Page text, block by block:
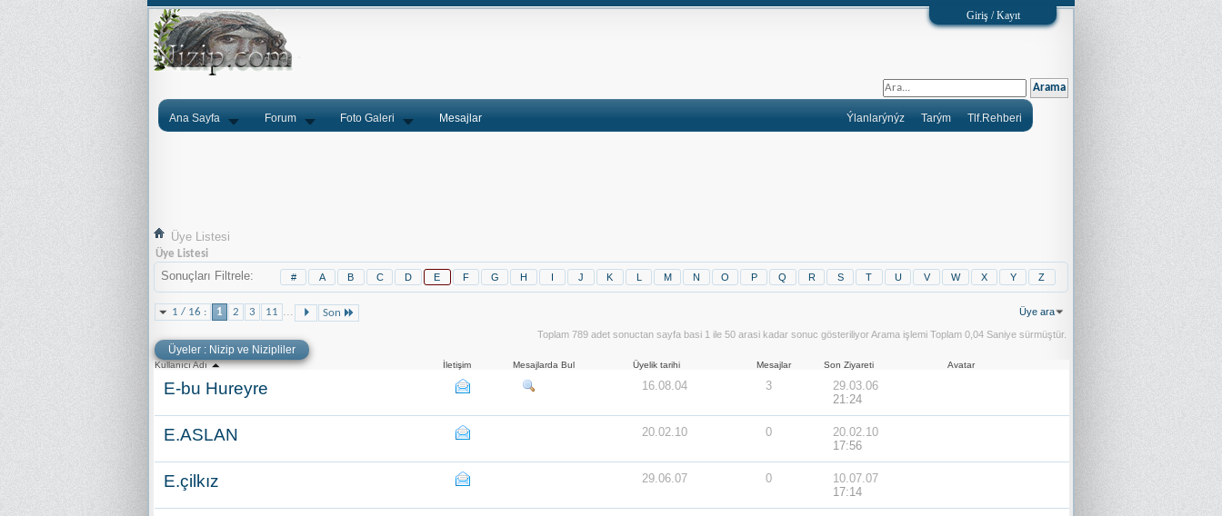
Giriş / Kayıt
Ana Sayfa Forum Foto Galeri Mesajlar Tlf.Rehberi
Tarým
Ýlanlarýnýz
Üye Listesi
Üye Listesi
Sonuçları Filtrele # A B C D E F G H I J K L M N O P Q R S T U V W X Y Z
1 / 16 : 1 2 3 11 Son Üye ara
Toplam 789 adet sonuctan sayfa basi 1 ile 50 arasi kadar sonuc gösteriliyorArama işlemi Toplam 0,04 Saniye sürmüştür.
Üyeler : Nizip ve Nizipliler
Kullanıcı Adı İletişim Mesajlarda Bul Üyelik tarihi Mesajlar Son Ziyareti Avatar
E-bu Hureyre 16.08.04 3
29.03.06
21:24
E.ASLAN 20.02.10 0
20.02.10
17:56
E.çilkız 29.06.07 0
10.07.07
17:14